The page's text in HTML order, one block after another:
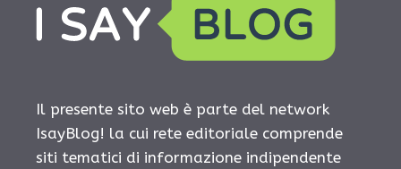
Il presente sito web è parte del network
IsayBlog! la cui rete editoriale comprende
siti tematici di informazione indipendente